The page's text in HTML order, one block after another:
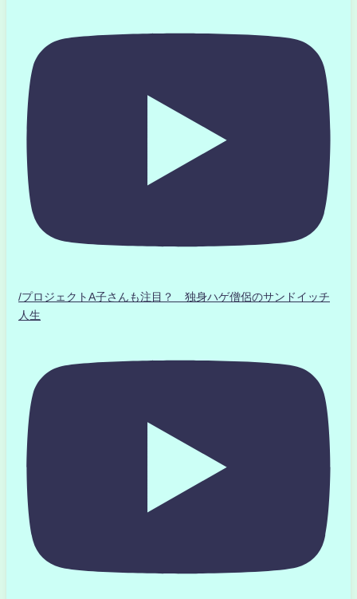
/プロジェクトA子さんも注目？ 独身ハゲ僧侶のサンドイッチ
人生